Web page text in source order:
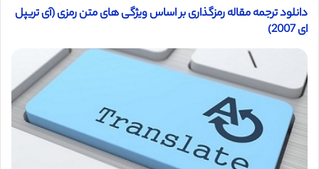
دانلود ترجمه مقاله رمزگذاری بر اساس ویژگی های متن رمزی (آی تریپل
ای 2007)